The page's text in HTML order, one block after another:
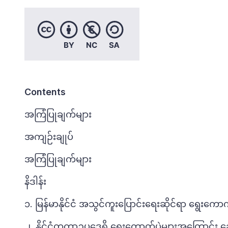
Contents
အကြံပြုချက်များ
အကျဉ်းချုပ်
အကြံပြုချက်များ
နိဒါန်း
၁. မြန်မာနိုင်ငံ အသွင်ကူးပြောင်းရေးဆိုင်ရာ ရွေးကော